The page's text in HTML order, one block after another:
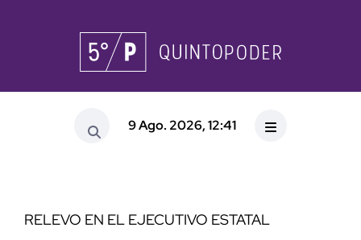
9 Ago. 2026, 12:41
RELEVO EN EL EJECUTIVO ESTATAL